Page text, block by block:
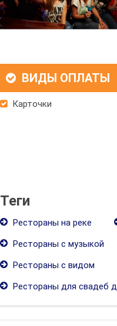
ВИДЫ ОПЛАТЫ
Карточки
Теги
Рестораны на реке
Рестораны с музыкой
Рестораны с видом
Рестораны для свадеб